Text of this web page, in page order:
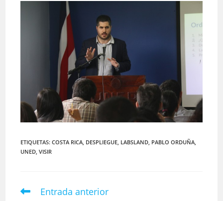
ETIQUETAS:COSTA RICA, DESPLIEGUE, LABSLAND, PABLO ORDUÑA,
UNED, VISIR
Leer
Entrada anterior